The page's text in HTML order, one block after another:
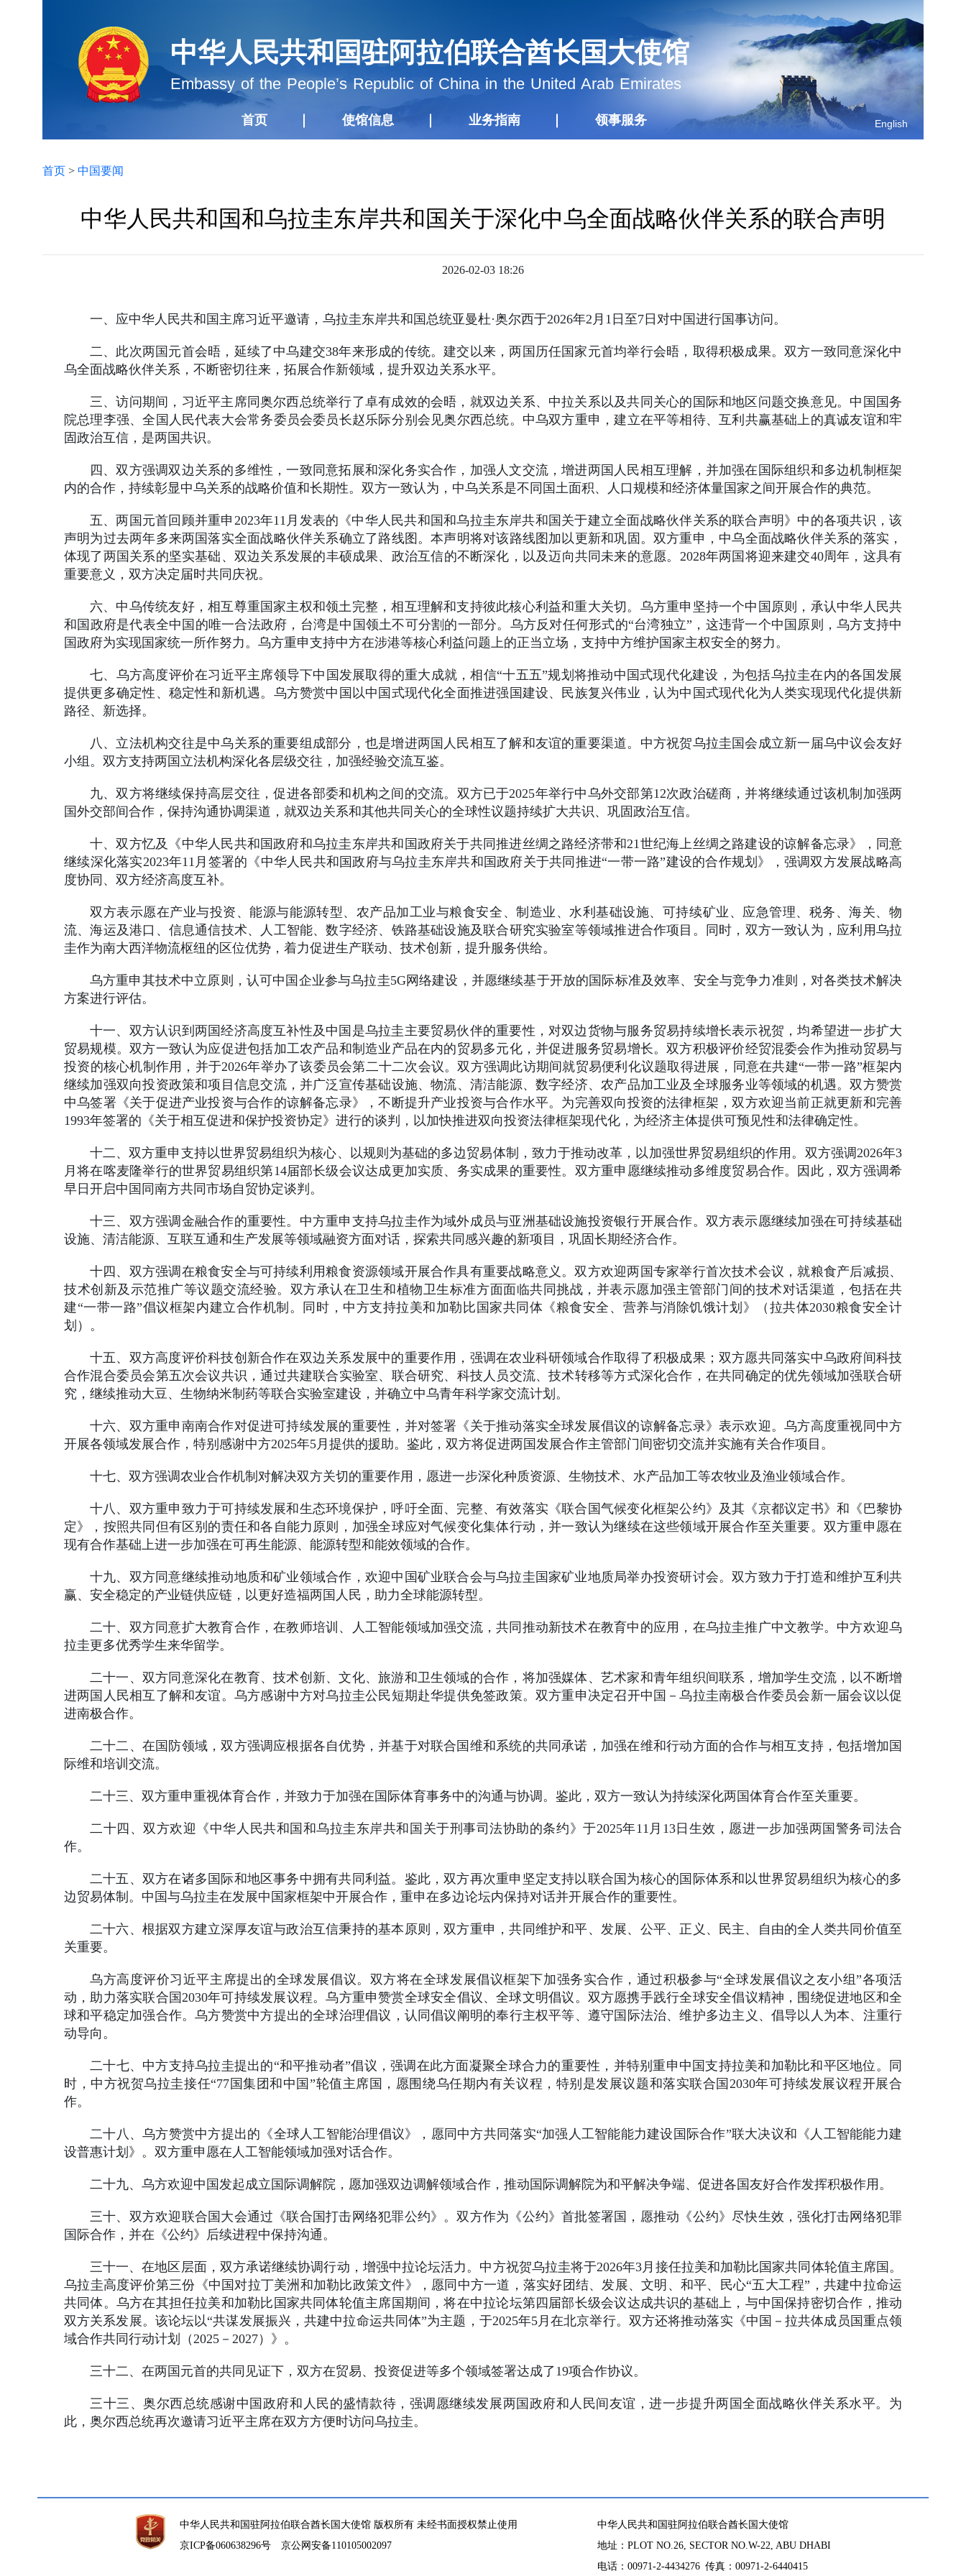
中华人民共和国驻阿拉伯联合酋长国大使馆
Embassy of the People’s Republic of China in the United Arab Emirates
首页 使馆信息 业务指南 领事服务 English
首页 > 中国要闻
中华人民共和国和乌拉圭东岸共和国关于深化中乌全面战略伙伴关系的联合声明
2026-02-03 18:26
一、应中华人民共和国主席习近平邀请，乌拉圭东岸共和国总统亚曼杜·奥尔西于2026年2月1日至7日对中国进行国事访问。
二、此次两国元首会晤，延续了中乌建交38年来形成的传统。建交以来，两国历任国家元首均举行会晤，取得积极成果。双方一致同意深化中
乌全面战略伙伴关系，不断密切往来，拓展合作新领域，提升双边关系水平。
三、访问期间，习近平主席同奥尔西总统举行了卓有成效的会晤，就双边关系、中拉关系以及共同关心的国际和地区问题交换意见。中国国务
院总理李强、全国人民代表大会常务委员会委员长赵乐际分别会见奥尔西总统。中乌双方重申，建立在平等相待、互利共赢基础上的真诚友谊和牢
固政治互信，是两国共识。
四、双方强调双边关系的多维性，一致同意拓展和深化务实合作，加强人文交流，增进两国人民相互理解，并加强在国际组织和多边机制框架
内的合作，持续彰显中乌关系的战略价值和长期性。双方一致认为，中乌关系是不同国土面积、人口规模和经济体量国家之间开展合作的典范。
五、两国元首回顾并重申2023年11月发表的《中华人民共和国和乌拉圭东岸共和国关于建立全面战略伙伴关系的联合声明》中的各项共识，该
声明为过去两年多来两国落实全面战略伙伴关系确立了路线图。本声明将对该路线图加以更新和巩固。双方重申，中乌全面战略伙伴关系的落实，
体现了两国关系的坚实基础、双边关系发展的丰硕成果、政治互信的不断深化，以及迈向共同未来的意愿。2028年两国将迎来建交40周年，这具有
重要意义，双方决定届时共同庆祝。
六、中乌传统友好，相互尊重国家主权和领土完整，相互理解和支持彼此核心利益和重大关切。乌方重申坚持一个中国原则，承认中华人民共
和国政府是代表全中国的唯一合法政府，台湾是中国领土不可分割的一部分。乌方反对任何形式的“台湾独立”，这违背一个中国原则，乌方支持中
国政府为实现国家统一所作努力。乌方重申支持中方在涉港等核心利益问题上的正当立场，支持中方维护国家主权安全的努力。
七、乌方高度评价在习近平主席领导下中国发展取得的重大成就，相信“十五五”规划将推动中国式现代化建设，为包括乌拉圭在内的各国发展
提供更多确定性、稳定性和新机遇。乌方赞赏中国以中国式现代化全面推进强国建设、民族复兴伟业，认为中国式现代化为人类实现现代化提供新
路径、新选择。
八、立法机构交往是中乌关系的重要组成部分，也是增进两国人民相互了解和友谊的重要渠道。中方祝贺乌拉圭国会成立新一届乌中议会友好
小组。双方支持两国立法机构深化各层级交往，加强经验交流互鉴。
九、双方将继续保持高层交往，促进各部委和机构之间的交流。双方已于2025年举行中乌外交部第12次政治磋商，并将继续通过该机制加强两
国外交部间合作，保持沟通协调渠道，就双边关系和其他共同关心的全球性议题持续扩大共识、巩固政治互信。
十、双方忆及《中华人民共和国政府和乌拉圭东岸共和国政府关于共同推进丝绸之路经济带和21世纪海上丝绸之路建设的谅解备忘录》，同意
继续深化落实2023年11月签署的《中华人民共和国政府与乌拉圭东岸共和国政府关于共同推进“一带一路”建设的合作规划》，强调双方发展战略高
度协同、双方经济高度互补。
双方表示愿在产业与投资、能源与能源转型、农产品加工业与粮食安全、制造业、水利基础设施、可持续矿业、应急管理、税务、海关、物
流、海运及港口、信息通信技术、人工智能、数字经济、铁路基础设施及联合研究实验室等领域推进合作项目。同时，双方一致认为，应利用乌拉
圭作为南大西洋物流枢纽的区位优势，着力促进生产联动、技术创新，提升服务供给。
乌方重申其技术中立原则，认可中国企业参与乌拉圭5G网络建设，并愿继续基于开放的国际标准及效率、安全与竞争力准则，对各类技术解决
方案进行评估。
十一、双方认识到两国经济高度互补性及中国是乌拉圭主要贸易伙伴的重要性，对双边货物与服务贸易持续增长表示祝贺，均希望进一步扩大
贸易规模。双方一致认为应促进包括加工农产品和制造业产品在内的贸易多元化，并促进服务贸易增长。双方积极评价经贸混委会作为推动贸易与
投资的核心机制作用，并于2026年举办了该委员会第二十二次会议。双方强调此访期间就贸易便利化议题取得进展，同意在共建“一带一路”框架内
继续加强双向投资政策和项目信息交流，并广泛宣传基础设施、物流、清洁能源、数字经济、农产品加工业及全球服务业等领域的机遇。双方赞赏
中乌签署《关于促进产业投资与合作的谅解备忘录》，不断提升产业投资与合作水平。为完善双向投资的法律框架，双方欢迎当前正就更新和完善
1993年签署的《关于相互促进和保护投资协定》进行的谈判，以加快推进双向投资法律框架现代化，为经济主体提供可预见性和法律确定性。
十二、双方重申支持以世界贸易组织为核心、以规则为基础的多边贸易体制，致力于推动改革，以加强世界贸易组织的作用。双方强调2026年3
月将在喀麦隆举行的世界贸易组织第14届部长级会议达成更加实质、务实成果的重要性。双方重申愿继续推动多维度贸易合作。因此，双方强调希
早日开启中国同南方共同市场自贸协定谈判。
十三、双方强调金融合作的重要性。中方重申支持乌拉圭作为域外成员与亚洲基础设施投资银行开展合作。双方表示愿继续加强在可持续基础
设施、清洁能源、互联互通和生产发展等领域融资方面对话，探索共同感兴趣的新项目，巩固长期经济合作。
十四、双方强调在粮食安全与可持续利用粮食资源领域开展合作具有重要战略意义。双方欢迎两国专家举行首次技术会议，就粮食产后减损、
技术创新及示范推广等议题交流经验。双方承认在卫生和植物卫生标准方面面临共同挑战，并表示愿加强主管部门间的技术对话渠道，包括在共
建“一带一路”倡议框架内建立合作机制。同时，中方支持拉美和加勒比国家共同体《粮食安全、营养与消除饥饿计划》（拉共体2030粮食安全计
划）。
十五、双方高度评价科技创新合作在双边关系发展中的重要作用，强调在农业科研领域合作取得了积极成果；双方愿共同落实中乌政府间科技
合作混合委员会第五次会议共识，通过共建联合实验室、联合研究、科技人员交流、技术转移等方式深化合作，在共同确定的优先领域加强联合研
究，继续推动大豆、生物纳米制药等联合实验室建设，并确立中乌青年科学家交流计划。
十六、双方重申南南合作对促进可持续发展的重要性，并对签署《关于推动落实全球发展倡议的谅解备忘录》表示欢迎。乌方高度重视同中方
开展各领域发展合作，特别感谢中方2025年5月提供的援助。鉴此，双方将促进两国发展合作主管部门间密切交流并实施有关合作项目。
十七、双方强调农业合作机制对解决双方关切的重要作用，愿进一步深化种质资源、生物技术、水产品加工等农牧业及渔业领域合作。
十八、双方重申致力于可持续发展和生态环境保护，呼吁全面、完整、有效落实《联合国气候变化框架公约》及其《京都议定书》和《巴黎协
定》，按照共同但有区别的责任和各自能力原则，加强全球应对气候变化集体行动，并一致认为继续在这些领域开展合作至关重要。双方重申愿在
现有合作基础上进一步加强在可再生能源、能源转型和能效领域的合作。
十九、双方同意继续推动地质和矿业领域合作，欢迎中国矿业联合会与乌拉圭国家矿业地质局举办投资研讨会。双方致力于打造和维护互利共
赢、安全稳定的产业链供应链，以更好造福两国人民，助力全球能源转型。
二十、双方同意扩大教育合作，在教师培训、人工智能领域加强交流，共同推动新技术在教育中的应用，在乌拉圭推广中文教学。中方欢迎乌
拉圭更多优秀学生来华留学。
二十一、双方同意深化在教育、技术创新、文化、旅游和卫生领域的合作，将加强媒体、艺术家和青年组织间联系，增加学生交流，以不断增
进两国人民相互了解和友谊。乌方感谢中方对乌拉圭公民短期赴华提供免签政策。双方重申决定召开中国－乌拉圭南极合作委员会新一届会议以促
进南极合作。
二十二、在国防领域，双方强调应根据各自优势，并基于对联合国维和系统的共同承诺，加强在维和行动方面的合作与相互支持，包括增加国
际维和培训交流。
二十三、双方重申重视体育合作，并致力于加强在国际体育事务中的沟通与协调。鉴此，双方一致认为持续深化两国体育合作至关重要。
二十四、双方欢迎《中华人民共和国和乌拉圭东岸共和国关于刑事司法协助的条约》于2025年11月13日生效，愿进一步加强两国警务司法合
作。
二十五、双方在诸多国际和地区事务中拥有共同利益。鉴此，双方再次重申坚定支持以联合国为核心的国际体系和以世界贸易组织为核心的多
边贸易体制。中国与乌拉圭在发展中国家框架中开展合作，重申在多边论坛内保持对话并开展合作的重要性。
二十六、根据双方建立深厚友谊与政治互信秉持的基本原则，双方重申，共同维护和平、发展、公平、正义、民主、自由的全人类共同价值至
关重要。
乌方高度评价习近平主席提出的全球发展倡议。双方将在全球发展倡议框架下加强务实合作，通过积极参与“全球发展倡议之友小组”各项活
动，助力落实联合国2030年可持续发展议程。乌方重申赞赏全球安全倡议、全球文明倡议。双方愿携手践行全球安全倡议精神，围绕促进地区和全
球和平稳定加强合作。乌方赞赏中方提出的全球治理倡议，认同倡议阐明的奉行主权平等、遵守国际法治、维护多边主义、倡导以人为本、注重行
动导向。
二十七、中方支持乌拉圭提出的“和平推动者”倡议，强调在此方面凝聚全球合力的重要性，并特别重申中国支持拉美和加勒比和平区地位。同
时，中方祝贺乌拉圭接任“77国集团和中国”轮值主席国，愿围绕乌任期内有关议程，特别是发展议题和落实联合国2030年可持续发展议程开展合
作。
二十八、乌方赞赏中方提出的《全球人工智能治理倡议》，愿同中方共同落实“加强人工智能能力建设国际合作”联大决议和《人工智能能力建
设普惠计划》。双方重申愿在人工智能领域加强对话合作。
二十九、乌方欢迎中国发起成立国际调解院，愿加强双边调解领域合作，推动国际调解院为和平解决争端、促进各国友好合作发挥积极作用。
三十、双方欢迎联合国大会通过《联合国打击网络犯罪公约》。双方作为《公约》首批签署国，愿推动《公约》尽快生效，强化打击网络犯罪
国际合作，并在《公约》后续进程中保持沟通。
三十一、在地区层面，双方承诺继续协调行动，增强中拉论坛活力。中方祝贺乌拉圭将于2026年3月接任拉美和加勒比国家共同体轮值主席国。
乌拉圭高度评价第三份《中国对拉丁美洲和加勒比政策文件》，愿同中方一道，落实好团结、发展、文明、和平、民心“五大工程”，共建中拉命运
共同体。乌方在其担任拉美和加勒比国家共同体轮值主席国期间，将在中拉论坛第四届部长级会议达成共识的基础上，与中国保持密切合作，推动
双方关系发展。该论坛以“共谋发展振兴，共建中拉命运共同体”为主题，于2025年5月在北京举行。双方还将推动落实《中国－拉共体成员国重点领
域合作共同行动计划（2025－2027）》。
三十二、在两国元首的共同见证下，双方在贸易、投资促进等多个领域签署达成了19项合作协议。
三十三、奥尔西总统感谢中国政府和人民的盛情款待，强调愿继续发展两国政府和人民间友谊，进一步提升两国全面战略伙伴关系水平。为
此，奥尔西总统再次邀请习近平主席在双方方便时访问乌拉圭。
中华人民共和国驻阿拉伯联合酋长国大使馆 版权所有 未经书面授权禁止使用
京ICP备060638296号
京公网安备110105002097
中华人民共和国驻阿拉伯联合酋长国大使馆
地址：PLOT NO.26, SECTOR NO.W-22, ABU DHABI
电话：00971-2-4434276 传真：00971-2-6440415